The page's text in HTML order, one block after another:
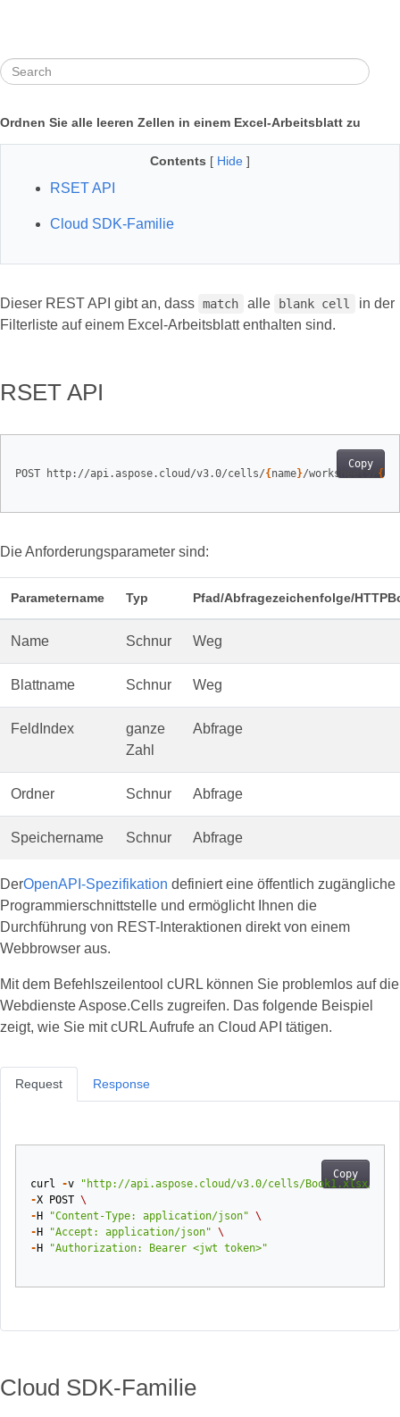
Ordnen Sie alle leeren Zellen in einem Excel-Arbeitsblatt zu
Contents [ Hide ]
RSET API
Cloud SDK-Familie
Dieser REST API gibt an, dass match alle blank cell
in der
Filterliste auf einem Excel-Arbeitsblatt enthalten sind.
RSET API
Copy
POST http://api.aspose.cloud/v3.0/cells/{ name}/worksheets/ {
Die Anforderungsparameter sind:
Parametername Typ Pfad/Abfragezeichenfolge/
Name Schnur Weg
Blattname Schnur Weg
FeldIndex
ganze
Zahl
Abfrage
Ordner Schnur Abfrage
Speichername Schnur Abfrage
DerOpenAPI-Spezifikation definiert eine öffentlich zugängliche
Programmierschnittstelle und ermöglicht Ihnen die
Durchführung von REST-Interaktionen direkt von einem
Webbrowser aus.
Mit dem Befehlszeilentool cURL können Sie problemlos auf die
Webdienste Aspose.Cells zugreifen. Das folgende Beispiel
zeigt, wie Sie mit cURL Aufrufe an Cloud API tätigen.
Request
Copy
curl -v
"http://api.aspose.cloud/v3.0/cells/Book1.xlsx/
-X POST \
- H "Content-Type: application/json" \
- H "Accept: application/json" \
- H "Authorization: Bearer <jwt token>"
Response
Cloud SDK-Familie